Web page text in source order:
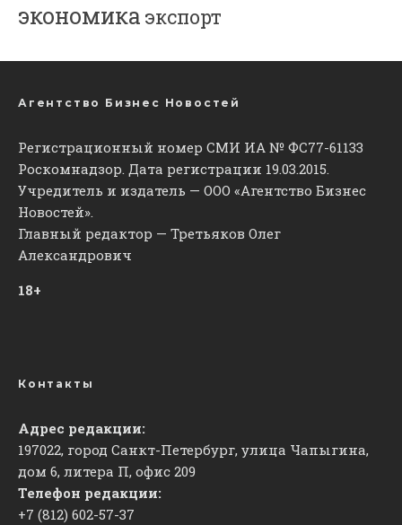
экономика экспорт
Агентство Бизнес Новостей
Регистрационный номер СМИ ИА № ФС77-61133
Роскомнадзор. Дата регистрации 19.03.2015.
Учредитель и издатель — ООО «Агентство Бизнес
Новостей».
Главный редактор — Третьяков Олег
Александрович
18+
Контакты
Адрес редакции:
197022, город Санкт-Петербург, улица Чапыгина,
дом 6, литера П, офис 209
Телефон редакции:
+7 (812) 602-57-37